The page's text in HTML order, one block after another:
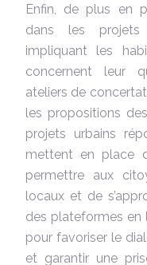
Enfin, de plus en
dans les projets
impliquant les
concernent leur
ateliers de
les propositions
projets urbains
mettent en place
permettre aux
locaux et de
des plateformes en
pour favoriser le
et garantir une